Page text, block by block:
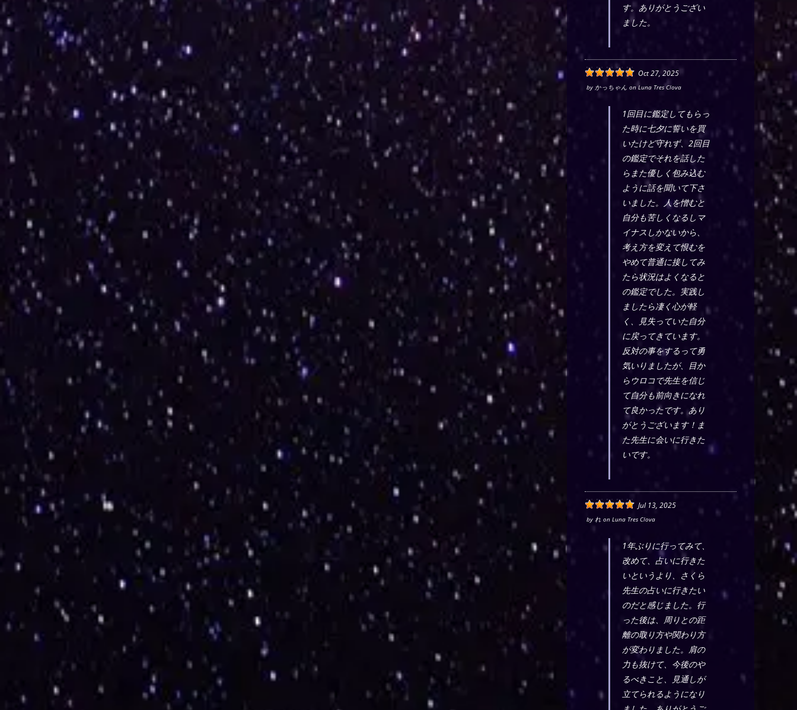
す。ありがとうござい
ました。
Oct 27, 2025
by かっちゃん onLuna Tres Clova
1回目に鑑定してもらっ
た時に七夕に誓いを買
いたけど守れず、2回目
の鑑定でそれを話した
らまた優しく包み込む
ように話を聞いて下さ
いました。人を憎むと
自分も苦しくなるしマ
イナスしかないから、
考え方を変えて恨むを
やめて普通に接してみ
たら状況はよくなると
の鑑定でした。実践し
ましたら凄く心が軽
く、見失っていた自分
に戻ってきています。
反対の事をするって勇
気いりましたが、目か
らウロコで先生を信じ
て自分も前向きになれ
て良かったです。あり
がとうございます！ま
た先生に会いに行きた
いです。
Jul 13, 2025
by れ on Luna Tres Clova
1年ぶりに行ってみて、
改めて、占いに行きた
いというより、さくら
先生の占いに行きたい
のだと感じました。行
った後は、周りとの距
離の取り方や関わり方
が変わりました。肩の
力も抜けて、今後のや
るべきこと、見通しが
立てられるようになり